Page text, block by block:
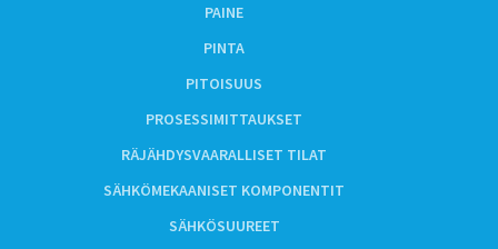
PAINE
PINTA
PITOISUUS
PROSESSIMITTAUKSET
RÄJÄHDYSVAARALLISET TILAT
SÄHKÖMEKAANISET KOMPONENTIT
SÄHKÖSUUREET